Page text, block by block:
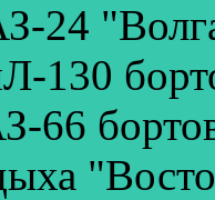
24
130
66